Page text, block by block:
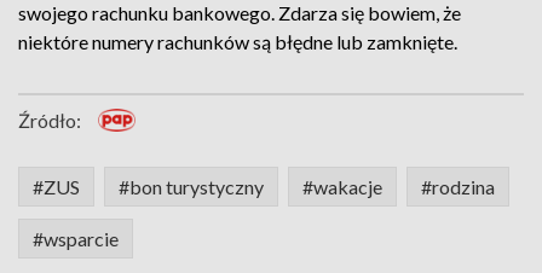
swojego rachunku bankowego. Zdarza się bowiem, że
niektóre numery rachunków są błędne lub zamknięte.
Źródło:
#ZUS #bon turystyczny #wakacje #rodzina
#wsparcie